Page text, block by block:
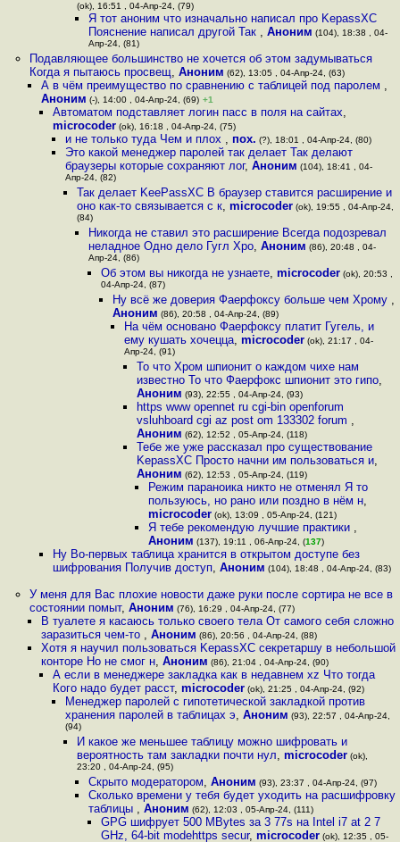
(ok), 16:51 , 04-Апр-24, (79)
Я тот аноним что изначально написал про KepassXC
Пояснение написал другой Так ,Аноним (104), 18:38 , 04-
Апр-24, (81)
Подавляющее большинство не хочется об этом задумываться
Когда я пытаюсь просвещ, Аноним (62), 13:05 , 04-Апр-24, (63)
А в чём преимущество по сравнению с таблицей под паролем ,
Аноним (-), 14:00 , 04-Апр-24, (69) +1
Автоматом подставляет логин пасс в поля на сайтах,
microcoder (ok), 16:18 , 04-Апр-24, (75)
и не только туда Чем и плох , пох. (?), 18:01 , 04-Апр-24, (80)
Это какой менеджер паролей так делает Так делают
браузеры которые сохраняют лог, Аноним (104), 18:41 , 04-
Апр-24, (82)
Так делает KeePassXC В браузер ставится расширение и
оно как-то связывается с к, microcoder(ok), 19:55 , 04-Апр-24,
(84)
Никогда не ставил это расширение Всегда подозревал
неладное Одно дело Гугл Хро,Аноним (86), 20:48 , 04-
Апр-24, (86)
Об этом вы никогда не узнаете, microcoder(ok), 20:53 ,
04-Апр-24, (87)
Ну всё же доверия Фаерфоксу больше чем Хрому ,
Аноним (86), 20:58 , 04-Апр-24, (89)
На чём основано Фаерфоксу платит Гугель, и
ему кушать хочецца,microcoder (ok), 21:17 , 04-
Апр-24, (91)
То что Хром шпионит о каждом чихе нам
известно То что Фаерфокс шпионит это гипо,
Аноним (93), 22:55 , 04-Апр-24, (93)
https www opennet ru cgi-bin openforum
vsluhboard cgi az post om 133302 forum ,
Аноним (62), 12:52 , 05-Апр-24, (118)
Тебе же уже рассказал про существование
KepassXC Просто начни им пользоваться и,
Аноним (62), 12:53 , 05-Апр-24, (119)
Режим параноика никто не отменял Я то
пользуюсь, но рано или поздно в нём н,
microcoder(ok), 13:09 , 05-Апр-24, (121)
Я тебе рекомендую лучшие практики ,
Аноним (137), 19:11 , 06-Апр-24, (137)
Ну Во-первых таблица хранится в открытом доступе без
шифрования Получив доступ,Аноним (104), 18:48 , 04-Апр-24, (83)
У меня для Вас плохие новости даже руки после сортира не все в
состоянии помыт, Аноним (76), 16:29 , 04-Апр-24, (77)
В туалете я касаюсь только своего тела От самого себя сложно
заразиться чем-то , Аноним (86), 20:56 , 04-Апр-24, (88)
Хотя я научил пользоваться KepassXC секретаршу в небольшой
конторе Но не смог н, Аноним (86), 21:04 , 04-Апр-24, (90)
А если в менеджере закладка как в недавнем xz Что тогда
Кого надо будет расст,microcoder (ok), 21:25 , 04-Апр-24, (92)
Менеджер паролей с гипотетической закладкой против
хранения паролей в таблицах э, Аноним (93), 22:57 , 04-Апр-24,
(94)
И какое же меньшее таблицу можно шифровать и
вероятность там закладки почти нул, microcoder(ok),
23:20 , 04-Апр-24, (95)
Скрыто модератором,Аноним (93), 23:37 , 04-Апр-24, (97)
Сколько времени у тебя будет уходить на расшифровку
таблицы ,Аноним (62), 12:03 , 05-Апр-24, (111)
GPG шифрует 500 MBytes за 3 77s на Intel i7 at 2 7
GHz, 64-bit modehttps secur, microcoder(ok), 12:35 , 05-